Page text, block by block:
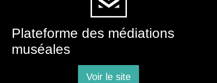
Plateforme des médiations
muséales
Voir le site